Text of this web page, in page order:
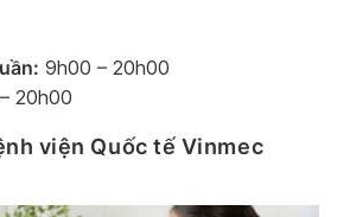
9h00 – 20h00
20h00
viện Quốc tế Vinmec